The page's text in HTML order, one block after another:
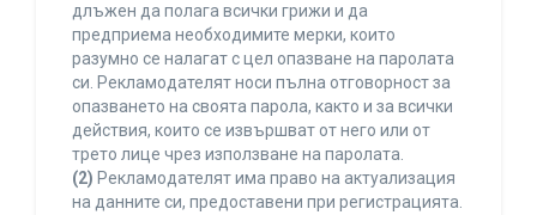
длъжен да полага всички грижи и да
предприема необходимите мерки, които
разумно се налагат с цел опазване на паролата
си. Рекламодателят носи пълна отговорност за
опазването на своята парола, както и за всички
действия, които се извършват от него или от
трето лице чрез използване на паролата.
(2) Рекламодателят има право на актуализация
на данните си, предоставени при регистрацията.